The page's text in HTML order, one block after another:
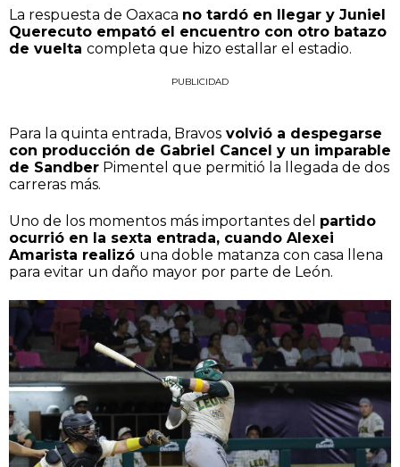
La respuesta de Oaxaca no tardó en llegar y Juniel
Querecuto empató el encuentro con otro batazo
de vuelta completa que hizo estallar el estadio.
PUBLICIDAD
Para la quinta entrada, Bravos volvió a despegarse
con producción de Gabriel Cancel y un imparable
de Sandber Pimentel que permitió la llegada de dos
carreras más.
Uno de los momentos más importantes del partido
ocurrió en la sexta entrada, cuando Alexei
Amarista realizó una doble matanza con casa llena
para evitar un daño mayor por parte de León.